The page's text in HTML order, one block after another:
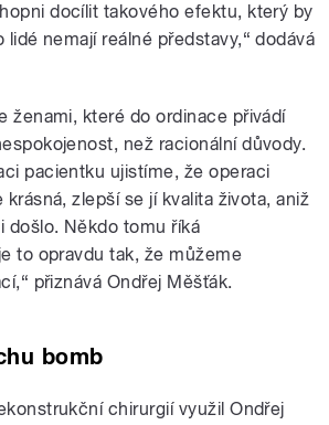
docílit takového efektu, který by
nemají reálné představy,“ dodává
ženami, které do ordinace přivádí
než racionální důvody.
pacientku ujistíme, že operaci
zlepší se jí kvalita života, aniž
došlo. Někdo tomu říká
to opravdu tak, že můžeme
přiznává Ondřej Měšťák.
bomb
chirurgií využil Ondřej